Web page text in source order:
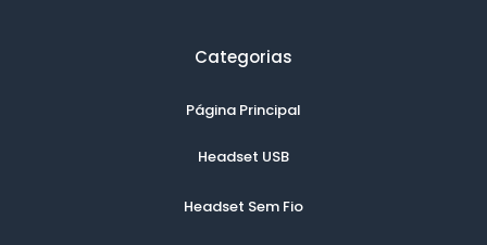
Categorias
Página Principal
Headset USB
Headset Sem Fio